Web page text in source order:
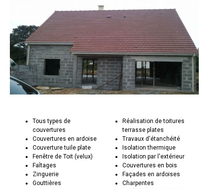
Tous types de
couvertures
Couvertures en ardoise
Couverture tuile plate
Fenêtre de Toit (velux)
Faîtages
Zinguerie
Gouttières
Réalisation de toitures
terrasse plates
Travaux d'étanchéité
Isolation thermique
Isolation par l'extérieur
Couvertures en bois
Façades en ardoises
Charpentes